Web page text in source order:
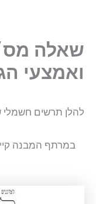
ואמצעי
להלן תרשים חשמלי
במרתף המבנה